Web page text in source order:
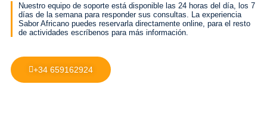
Nuestro equipo de soporte está disponible las 24 horas del día, los 7
días de la semana para responder sus consultas. La experiencia
Sabor Africano puedes reservarla directamente online, para el resto
de actividades escríbenos para más información.
+34 659162924